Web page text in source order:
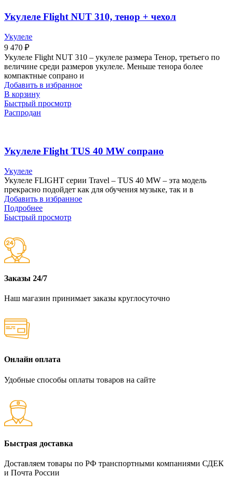
Укулеле Flight NUT 310, тенор + чехол
Укулеле
9 470 ₽
Укулеле Flight NUT 310 – укулеле размера Тенор, третьего по
величине среди размеров укулеле. Меньше тенора более
компактные сопрано и
Добавить в избранное
В корзину
Быстрый просмотр
Распродан
Укулеле Flight TUS 40 MW сопрано
Укулеле
Укулеле FLIGHT серии Travel – TUS 40 MW – эта модель
прекрасно подойдет как для обучения музыке, так и в
Добавить в избранное
Подробнее
Быстрый просмотр
Заказы 24/7
Наш магазин принимает заказы круглосуточно
Онлайн оплата
Удобные способы оплаты товаров на сайте
Быстрая доставка
Доставляем товары по РФ транспортными компаниями СДЕК
и Почта России